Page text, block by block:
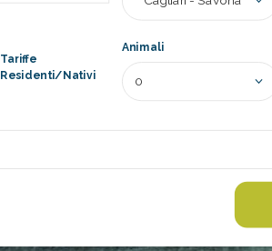
Tariffe
Residenti/Nativi
Animali